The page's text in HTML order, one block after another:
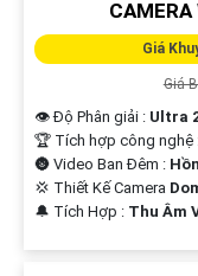
Giá
Giá
👁 Độ Phân giải : Ultra
🏆 Tích hợp công nghệ
🌚 Video Ban Đêm :
💢 Thiết Kế Camera
️🔔 Tích Hợp : Thu Âm